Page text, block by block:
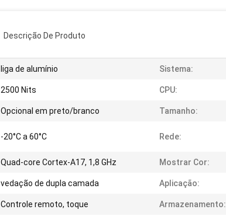
Descrição De Produto
liga de alumínio Sistema:
2500 Nits CPU:
Opcional em preto/branco Tamanho:
-20°C a 60°C Rede:
Quad-core Cortex-A17, 1,8 GHz Mostrar Cor:
vedação de dupla camada Aplicação:
Controle remoto, toque Armazenamento: